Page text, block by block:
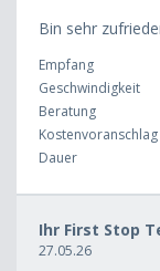
Bin sehr
Empfang
Geschwindigkeit
Beratung
Kostenvoranschlag
Dauer
Ihr First Stop
27.05.26